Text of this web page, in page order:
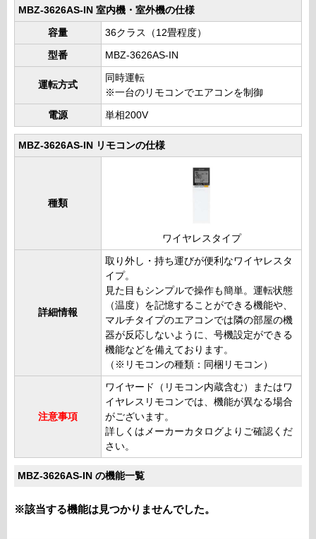
MBZ-3626AS-IN 室内機・室外機の仕様
容量 36クラス（12畳程度）
型番 MBZ-3626AS-IN
運転方式
同時運転
※一台のリモコンでエアコンを制御
電源 単相200V
MBZ-3626AS-IN リモコンの仕様
種類
ワイヤレスタイプ
詳細情報
取り外し・持ち運びが便利なワイヤレスタ
イプ。
見た目もシンプルで操作も簡単。運転状態
（温度）を記憶することができる機能や、
マルチタイプのエアコンでは隣の部屋の機
器が反応しないように、号機設定ができる
機能などを備えております。
（※リモコンの種類：同梱リモコン）
注意事項
ワイヤード（リモコン内蔵含む）またはワ
イヤレスリモコンでは、機能が異なる場合
がございます。
詳しくはメーカーカタログよりご確認くだ
さい。
MBZ-3626AS-IN の機能一覧
※該当する機能は見つかりませんでした。